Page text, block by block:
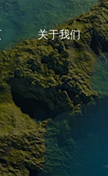
关于我们